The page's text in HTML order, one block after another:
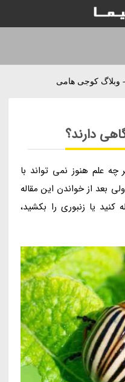
وبلاگ کوجی هامی
دارند؟
علم هنوز نمی تواند با
بعد از خواندن این مقاله
یا زنبوری را بکشید،